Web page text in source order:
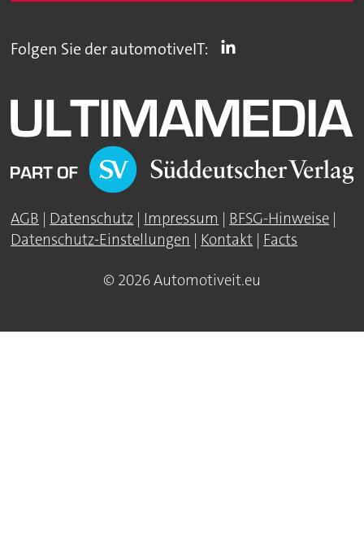
Folgen Sie der automotiveIT:
AGB | Datenschutz | Impressum | BFSG-Hinweise |
Datenschutz-Einstellungen | Kontakt | Facts
© 2026 Automotiveit.eu